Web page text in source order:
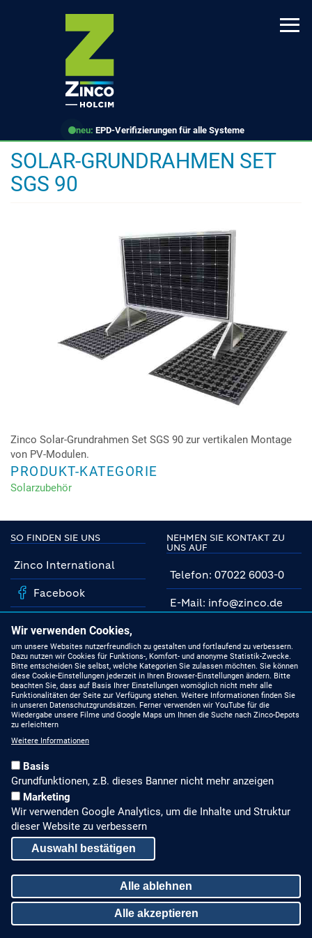
neu: EPD-Verifizierungen für alle Systeme
SOLAR-GRUNDRAHMEN SET
SGS 90
Zinco Solar-Grundrahmen Set SGS 90 zur vertikalen Montage
von PV-Modulen.
PRODUKT-KATEGORIE
Solarzubehör
SO FINDEN SIE UNS
Zinco International
Facebook
YouTube
Linkedin
NEHMEN SIE KONTAKT ZU
UNS AUF
Telefon: 07022 6003-0
E-Mail: info@zinco.de
MIT UNS AUF DEM
NEUESTEN STAND
Produkte
Stellenangebote
ALLGEMEINES, RECHTLICHES
Impressum
Datenschutz
Sitemap
Wir verwenden Cookies,
um unsere Websites nutzerfreundlich zu gestalten und fortlaufend zu verbessern.
Dazu nutzen wir Cookies für Funktions-, Komfort- und anonyme Statistik-Zwecke.
Bitte entscheiden Sie selbst, welche Kategorien Sie zulassen möchten. Sie können
diese Cookie-Einstellungen jederzeit in Ihren Browser-Einstellungen ändern. Bitte
beachten Sie, dass auf Basis Ihrer Einstellungen womöglich nicht mehr alle
Funktionalitäten der Seite zur Verfügung stehen. Weitere Informationen finden Sie
in unseren Datenschutzgrundsätzen. Ferner verwenden wir YouTube für die
Wiedergabe unsere Filme und Google Maps um Ihnen die Suche nach Zinco-Depots
zu erleichtern
Weitere Informationen
Basis
Grundfunktionen, z.B. dieses Banner nicht mehr anzeigen
Marketing
Wir verwenden Google Analytics, um die Inhalte und Struktur
dieser Website zu verbessern
Auswahl bestätigen
Alle ablehnen
Alle akzeptieren